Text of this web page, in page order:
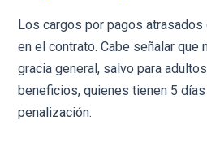
Los cargos por pagos
en el contrato. Cabe señalar que
gracia general, salvo para
beneficios, quienes tienen 5
penalización.